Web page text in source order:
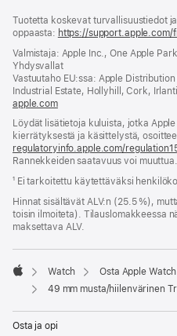
Tuotetta koskevat turvallisuustiedot
oppaasta: https://support.apple.com/
Valmistaja: Apple Inc., One Apple
Yhdysvallat
Vastuutaho EU:ssa: Apple
Industrial Estate, Hollyhill, Cork, Irlanti
apple.com(avautuu
uuteen
ikkunaan)
Löydät lisätietoja kuluista, jotka
kierrätyksestä ja käsittelystä,
regulatoryinfo.apple.com/
Rannekkeiden saatavuus voi muuttua.
¹ Ei tarkoitettu käytettäväksi
Hinnat sisältävät ALV:n (25.5 %),
toisin ilmoiteta). Tilauslomakkeessa
maksettava ALV.
Apple
Watch
Osta Apple
49 mm musta/hiilenvärinen
Osta ja opi